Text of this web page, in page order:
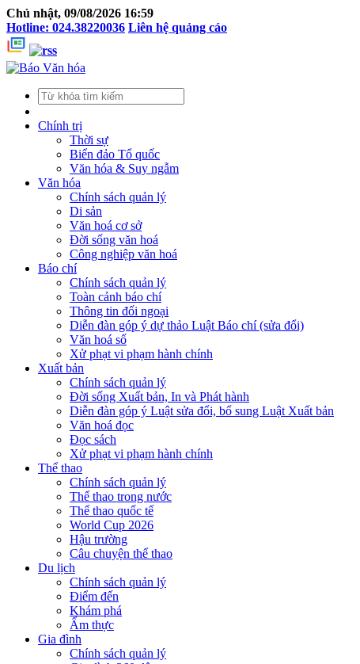
Chủ nhật, 09/08/2026 16:59
Hotline: 024.38220036 Liên hệ quảng cáo
Chính trị
Thời sự
Biển đảo Tổ quốc
Văn hóa & Suy ngẫm
Văn hóa
Chính sách quản lý
Di sản
Văn hoá cơ sở
Đời sống văn hoá
Công nghiệp văn hoá
Báo chí
Chính sách quản lý
Toàn cảnh báo chí
Thông tin đối ngoại
Diễn đàn góp ý dự thảo Luật Báo chí (sửa đổi)
Văn hoá số
Xử phạt vi phạm hành chính
Xuất bản
Chính sách quản lý
Đời sống Xuất bản, In và Phát hành
Diễn đàn góp ý Luật sửa đổi, bổ sung Luật Xuất bản
Văn hoá đọc
Đọc sách
Xử phạt vi phạm hành chính
Thể thao
Chính sách quản lý
Thể thao trong nước
Thể thao quốc tế
World Cup 2026
Hậu trường
Câu chuyện thể thao
Du lịch
Chính sách quản lý
Điểm đến
Khám phá
Ẩm thực
Gia đình
Chính sách quản lý